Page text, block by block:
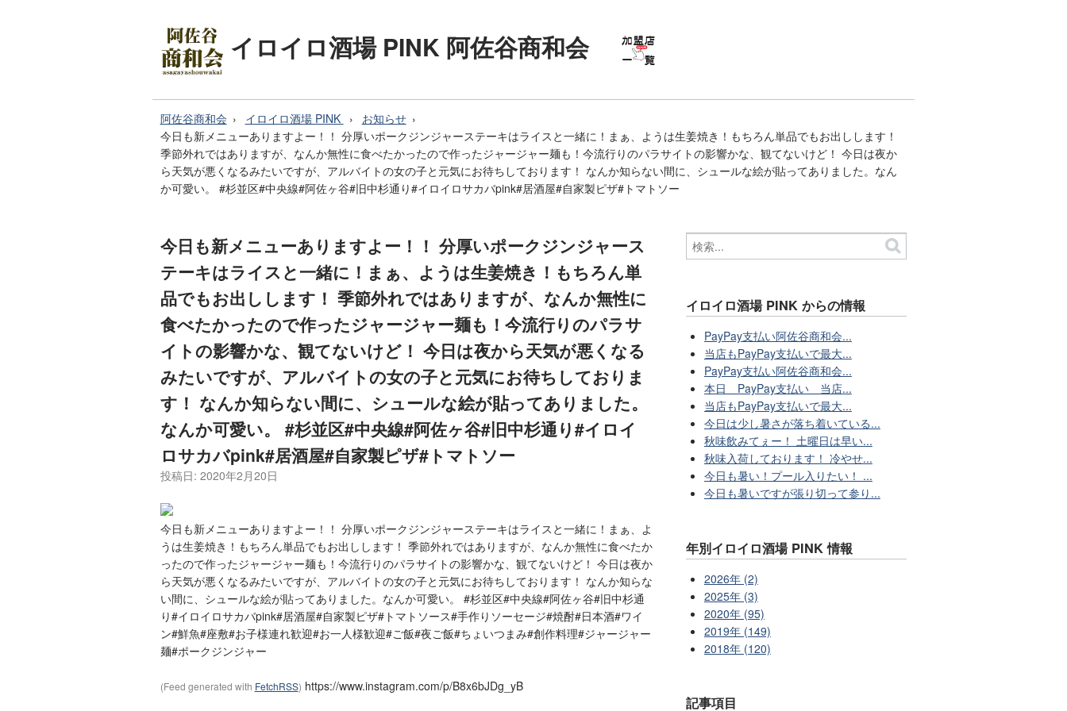
イロイロ酒場 PINK 阿佐谷商和会
阿佐谷商和会 イロイロ酒場 PINK
お知らせ
今日も新メニューありますよー！！ 分厚いポークジンジャーステーキはライスと一緒に！まぁ、ようは生姜焼き！もちろん単品でもお出しします！
季節外れではありますが、なんか無性に食べたかったので作ったジャージャー麺も！今流行りのパラサイトの影響かな、観てないけど！ 今日は夜か
ら天気が悪くなるみたいですが、アルバイトの女の子と元気にお待ちしております！ なんか知らない間に、シュールな絵が貼ってありました。なん
か可愛い。 #杉並区#中央線#阿佐ヶ谷#旧中杉通り#イロイロサカバpink#居酒屋#自家製ピザ#トマトソー
今日も新メニューありますよー！！ 分厚いポークジンジャース
テーキはライスと一緒に！まぁ、ようは生姜焼き！もちろん単
品でもお出しします！ 季節外れではありますが、なんか無性に
食べたかったので作ったジャージャー麺も！今流行りのパラサ
イトの影響かな、観てないけど！ 今日は夜から天気が悪くなる
みたいですが、アルバイトの女の子と元気にお待ちしておりま
す！ なんか知らない間に、シュールな絵が貼ってありました。
なんか可愛い。 #杉並区#中央線#阿佐ヶ谷#旧中杉通り#イロイ
ロサカバpink#居酒屋#自家製ピザ#トマトソー
投稿日: 2020年2月20日
今日も新メニューありますよー！！ 分厚いポークジンジャーステーキはライスと一緒に！まぁ、よ
うは生姜焼き！もちろん単品でもお出しします！ 季節外れではありますが、なんか無性に食べたか
ったので作ったジャージャー麺も！今流行りのパラサイトの影響かな、観てないけど！ 今日は夜か
ら天気が悪くなるみたいですが、アルバイトの女の子と元気にお待ちしております！ なんか知らな
い間に、シュールな絵が貼ってありました。なんか可愛い。 #杉並区#中央線#阿佐ヶ谷#旧中杉通
り#イロイロサカバpink#居酒屋#自家製ピザ#トマトソース#手作りソーセージ#焼酎#日本酒#ワイ
ン#鮮魚#座敷#お子様連れ歓迎#お一人様歓迎#ご飯#夜ご飯#ちょいつまみ#創作料理#ジャージャー
麺#ポークジンジャー
(Feed generated with FetchRSS) https://www.instagram.com/p/B8x6bJDg_yB
イロイロ酒場 PINK からの情報
PayPay支払い阿佐谷商和会...
当店もPayPay支払いで最大...
PayPay支払い阿佐谷商和会...
本日 PayPay支払い 当店...
当店もPayPay支払いで最大...
今日は少し暑さが落ち着いている...
秋味飲みてぇー！ 土曜日は早い...
秋味入荷しております！ 冷やせ...
今日も暑い！プール入りたい！ ...
今日も暑いですが張り切って参り...
年別イロイロ酒場 PINK 情報
2026年 (2)
2025年 (3)
2020年 (95)
2019年 (149)
2018年 (120)
記事項目